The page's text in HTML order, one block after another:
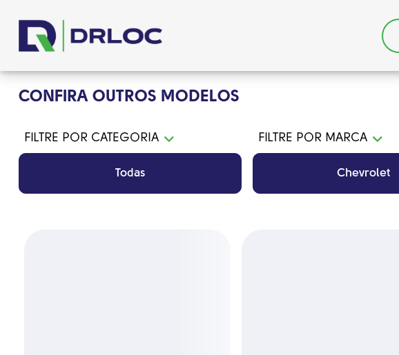
CONFIRA OUTROS MODELOS
FILTRE POR CATEGORIA
Todas
FILTRE POR MARCA
Chevrolet